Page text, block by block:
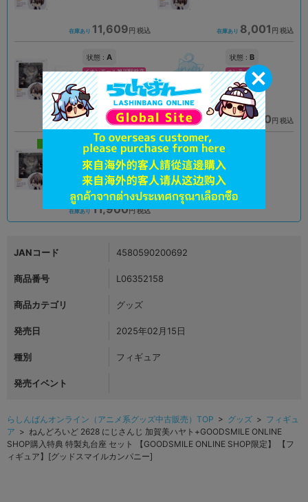
在庫あり 11,609 円 税込 在庫あり 8,001 円 税込
状態 : A
イオンモール旭川駅前店
在庫あり 11,900円 税込
状態 : B
オンライン
在庫あり 9,790 円 税込
状態 :未開封
イオンモール高岡店
在庫あり 11,900円 税込
JANコード 4580590200692
商品番号 L06352158
商品カテゴリ グッズ
発売日 2025年02月15日
種別 フィギュア
発売イベント
らしんばんオンライン（アニメ系グッズ中古販売）TOP > グッズ > フィギュ
ア > ねんどろいど 2628 にじさんじ 加賀美ハヤト+GOODSMILE ONLINE
SHOP購入特典 特製丸台座 セット 【GOODSMILE ONLINE SHOP限定】 【フ
ィギュア】[グッドスマイルカンパニー]